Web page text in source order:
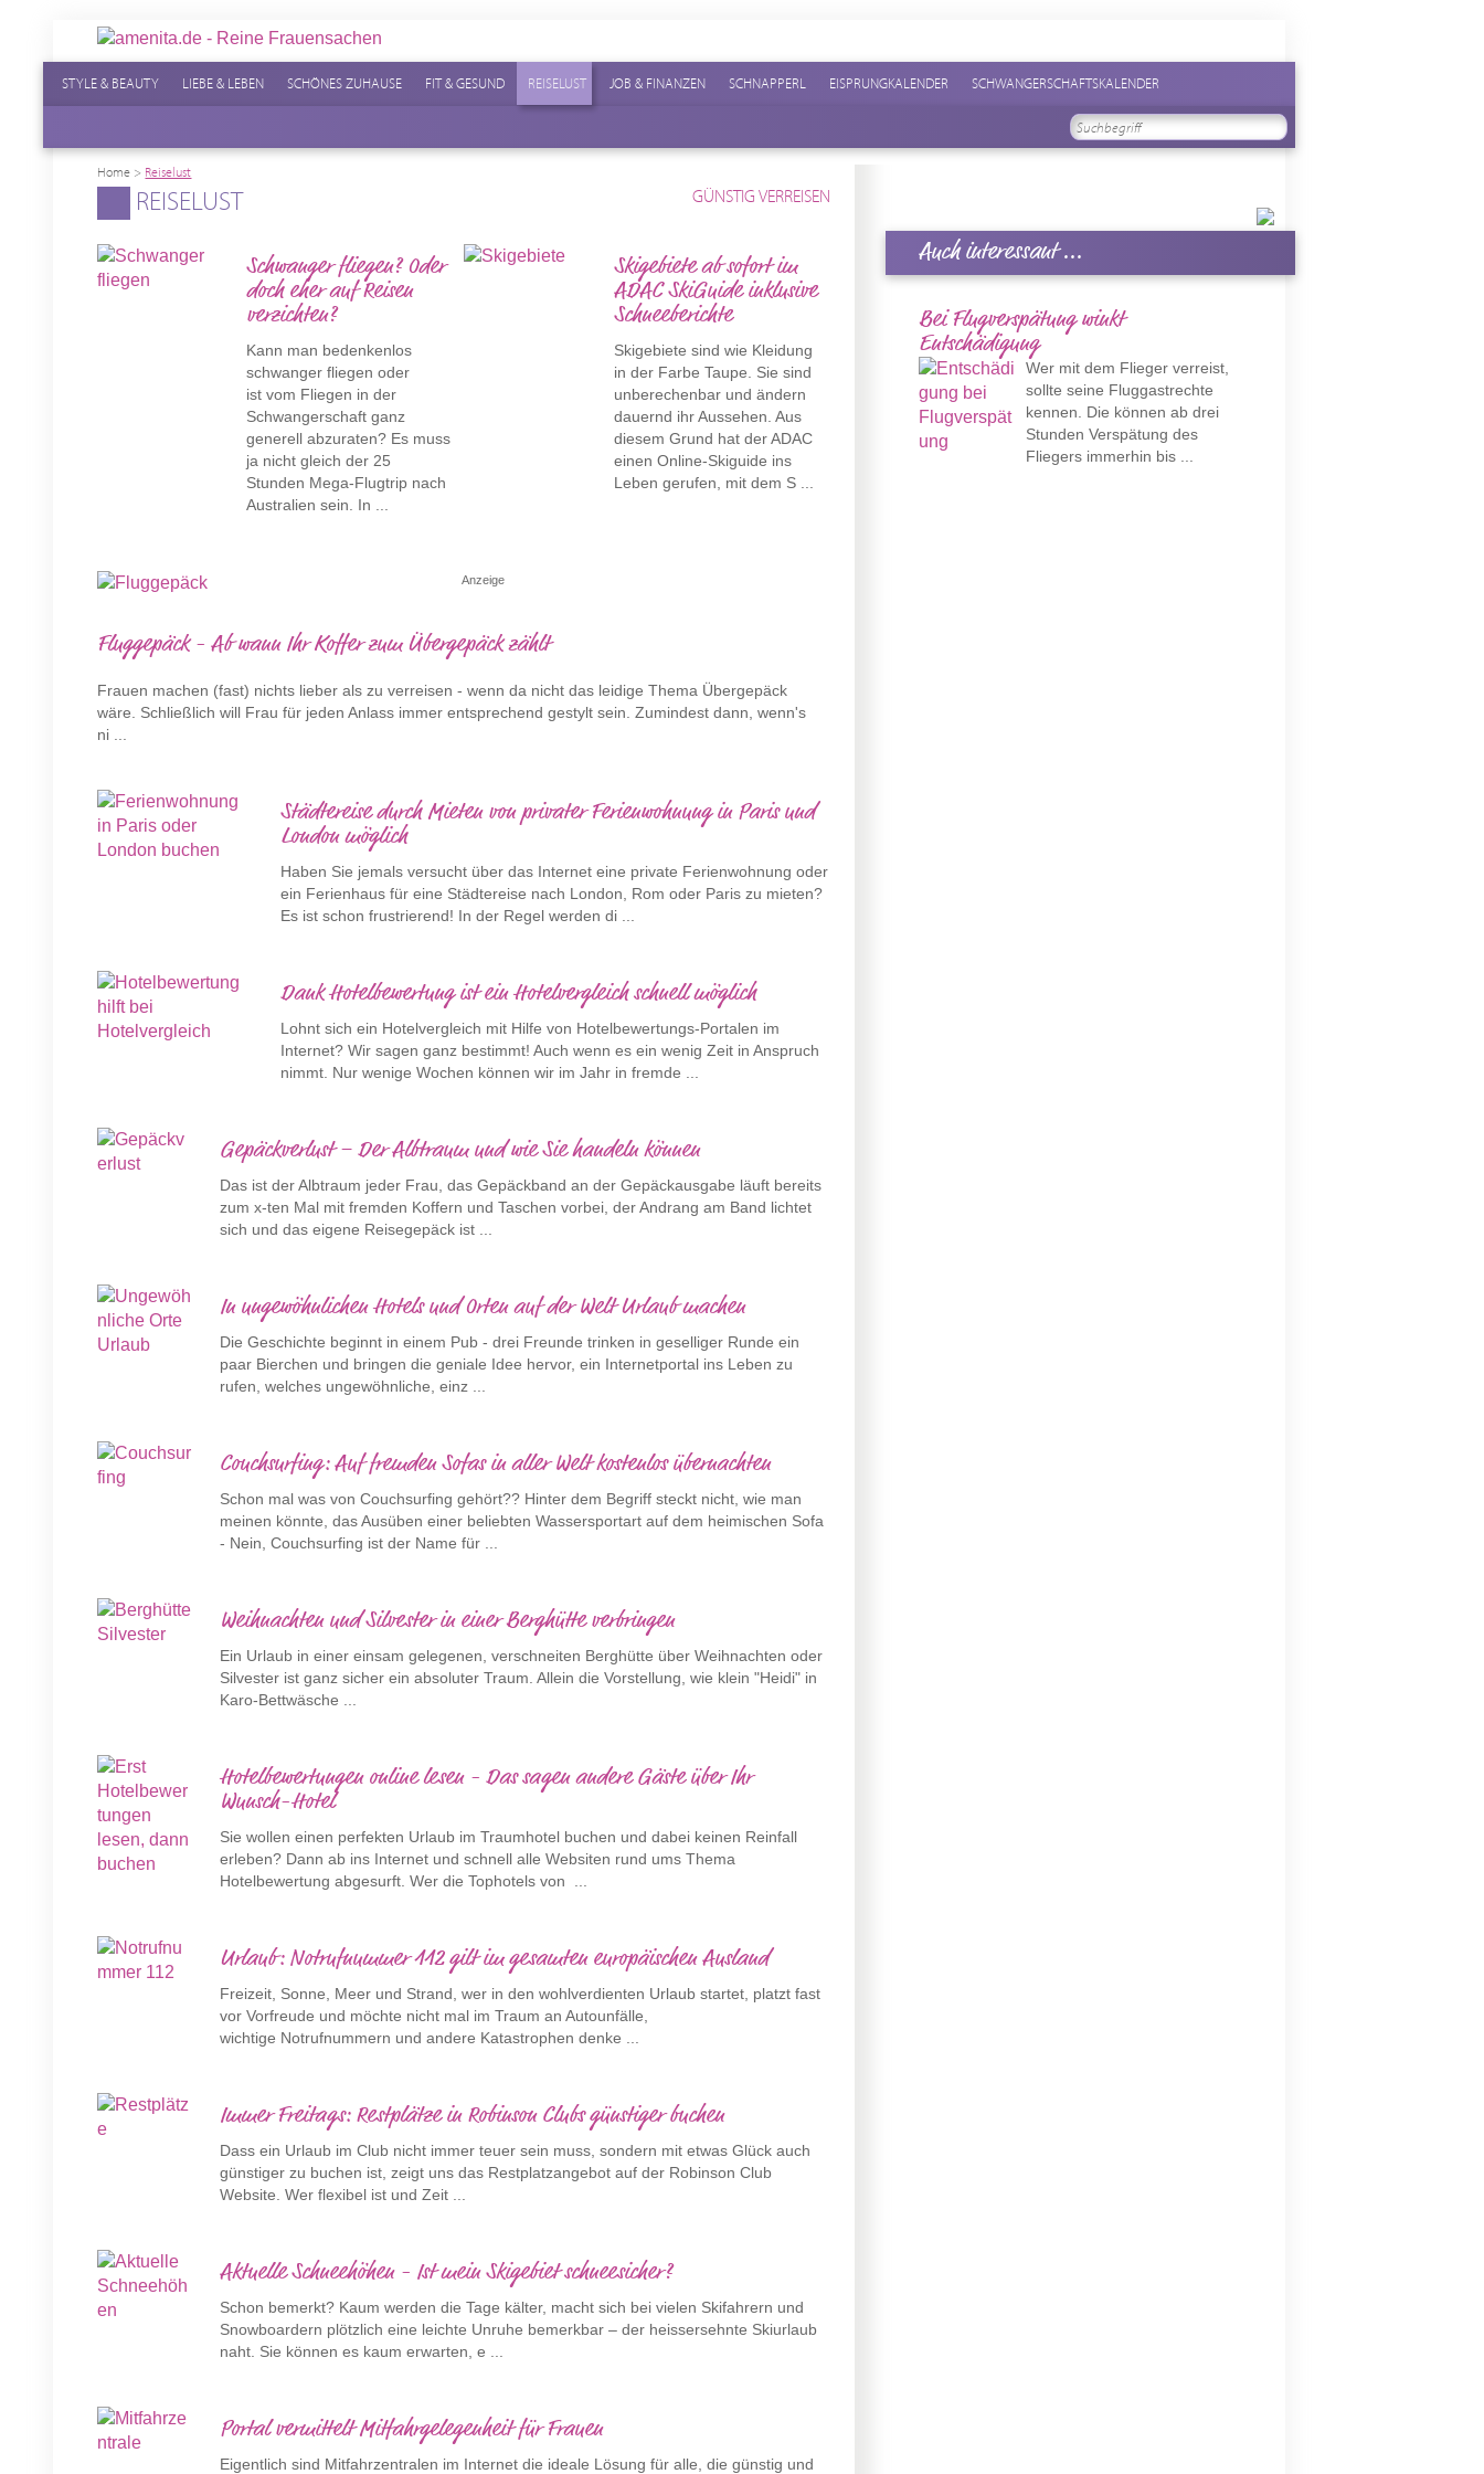
STYLE & BEAUTY LIEBE & LEBEN SCHÖNES ZUHAUSE FIT & GESUND REISELUST JOB & FINANZEN SCHNAPPERL EISPRUNGKALENDER SCHWANGERSCHAFTSKALENDER
Home > Reiselust
REISELUST GÜNSTIG VERREISEN
Schwanger fliegen? Oder
doch eher auf Reisen
verzichten?
Kann man bedenkenlos
schwanger fliegen oder
ist vom Fliegen in der
Schwangerschaft ganz
generell abzuraten? Es muss
ja nicht gleich der 25
Stunden Mega-Flugtrip nach
Australien sein. In ...
Skigebiete ab sofort im
ADAC SkiGuide inklusive
Schneeberichte
Skigebiete sind wie Kleidung
in der Farbe Taupe. Sie sind
unberechenbar und ändern
dauernd ihr Aussehen. Aus
diesem Grund hat der ADAC
einen Online-Skiguide ins
Leben gerufen, mit dem S ...
Anzeige
Fluggepäck - Ab wann Ihr Koffer zum Übergepäck zählt
Frauen machen (fast) nichts lieber als zu verreisen - wenn da nicht das leidige Thema Übergepäck
wäre. Schließlich will Frau für jeden Anlass immer entsprechend gestylt sein. Zumindest dann, wenn's
ni ...
Städtereise durch Mieten von privater Ferienwohnung in Paris und
London möglich
Haben Sie jemals versucht über das Internet eine private Ferienwohnung oder
ein Ferienhaus für eine Städtereise nach London, Rom oder Paris zu mieten?
Es ist schon frustrierend! In der Regel werden di ...
Dank Hotelbewertung ist ein Hotelvergleich schnell möglich
Lohnt sich ein Hotelvergleich mit Hilfe von Hotelbewertungs-Portalen im
Internet? Wir sagen ganz bestimmt! Auch wenn es ein wenig Zeit in Anspruch
nimmt. Nur wenige Wochen können wir im Jahr in fremde ...
Gepäckverlust – Der Albtraum und wie Sie handeln können
Das ist der Albtraum jeder Frau, das Gepäckband an der Gepäckausgabe läuft bereits
zum x-ten Mal mit fremden Koffern und Taschen vorbei, der Andrang am Band lichtet
sich und das eigene Reisegepäck ist ...
In ungewöhnlichen Hotels und Orten auf der Welt Urlaub machen
Die Geschichte beginnt in einem Pub - drei Freunde trinken in geselliger Runde ein
paar Bierchen und bringen die geniale Idee hervor, ein Internetportal ins Leben zu
rufen, welches ungewöhnliche, einz ...
Couchsurfing: Auf fremden Sofas in aller Welt kostenlos übernachten
Schon mal was von Couchsurfing gehört?? Hinter dem Begriff steckt nicht, wie man
meinen könnte, das Ausüben einer beliebten Wassersportart auf dem heimischen Sofa
- Nein, Couchsurfing ist der Name für ...
Weihnachten und Silvester in einer Berghütte verbringen
Ein Urlaub in einer einsam gelegenen, verschneiten Berghütte über Weihnachten oder
Silvester ist ganz sicher ein absoluter Traum. Allein die Vorstellung, wie klein "Heidi" in
Karo-Bettwäsche ...
Hotelbewertungen online lesen - Das sagen andere Gäste über Ihr
Wunsch-Hotel
Sie wollen einen perfekten Urlaub im Traumhotel buchen und dabei keinen Reinfall
erleben? Dann ab ins Internet und schnell alle Websiten rund ums Thema
Hotelbewertung abgesurft. Wer die Tophotels von ...
Urlaub: Notrufnummer 112 gilt im gesamten europäischen Ausland
Freizeit, Sonne, Meer und Strand, wer in den wohlverdienten Urlaub startet, platzt fast
vor Vorfreude und möchte nicht mal im Traum an Autounfälle,
wichtige Notrufnummern und andere Katastrophen denke ...
Immer Freitags: Restplätze in Robinson Clubs günstiger buchen
Dass ein Urlaub im Club nicht immer teuer sein muss, sondern mit etwas Glück auch
günstiger zu buchen ist, zeigt uns das Restplatzangebot auf der Robinson Club
Website. Wer flexibel ist und Zeit ...
Aktuelle Schneehöhen - Ist mein Skigebiet schneesicher?
Schon bemerkt? Kaum werden die Tage kälter, macht sich bei vielen Skifahrern und
Snowboardern plötzlich eine leichte Unruhe bemerkbar – der heissersehnte Skiurlaub
naht. Sie können es kaum erwarten, e ...
Portal vermittelt Mitfahrgelegenheit für Frauen
Eigentlich sind Mitfahrzentralen im Internet die ideale Lösung für alle, die günstig und
Auch interessant ...
Bei Flugverspätung winkt
Entschädigung
Wer mit dem Flieger verreist,
sollte seine Fluggastrechte
kennen. Die können ab drei
Stunden Verspätung des
Fliegers immerhin bis ...